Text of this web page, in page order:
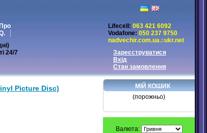
Про
24/7
Lifecell: 063 421 6092
Vodafone: 050 237 9750
nadvechir.com.ua♫ukr.net
Зареєструватися
Вхід
Стан замовлення
Picture Disc)
МІЙ КОШИК
(порожньо)
Валюта: